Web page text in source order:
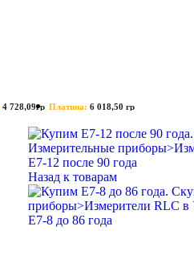
4 728,09гр Платина: 6 018,50 гр
Е7-12 после 90 года
Назад к товарам
E7-8 до 86 года